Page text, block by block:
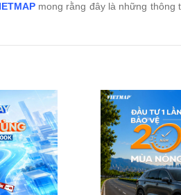
mong rằng đây là những thông